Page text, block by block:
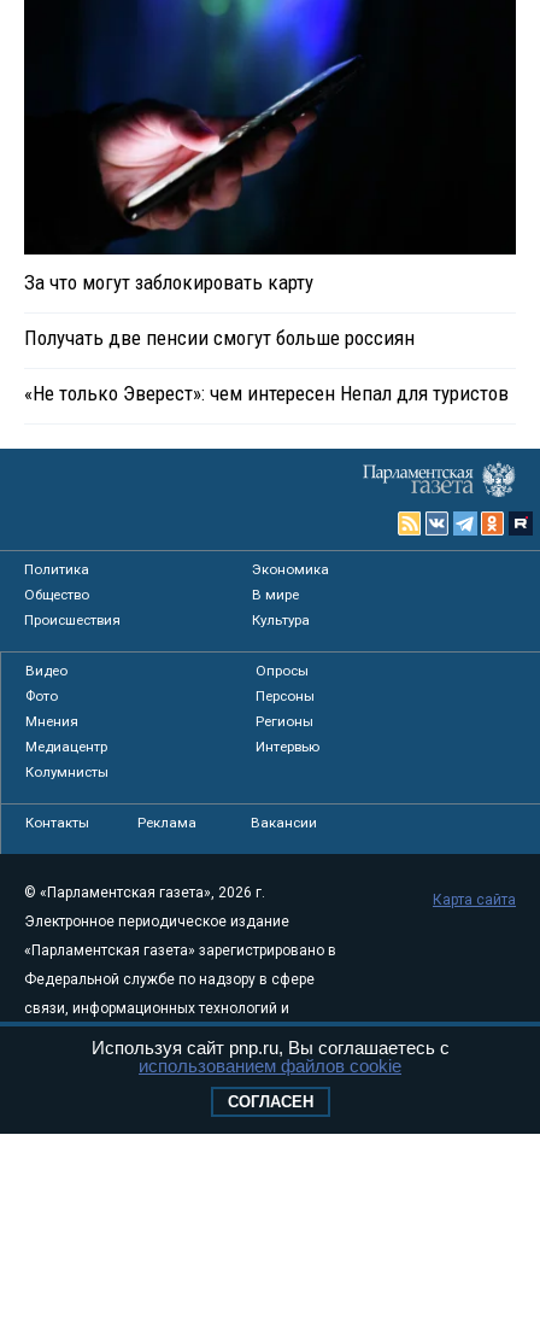
За что могут заблокировать карту
Получать две пенсии смогут больше россиян
«Не только Эверест»: чем интересен Непал для туристов
Политика
Экономика
Общество
В мире
Происшествия
Культура
Видео
Опросы
Фото
Персоны
Мнения
Регионы
Медиацентр
Интервью
Колумнисты
Контакты Реклама Вакансии
© «Парламентская газета», 2026 г.
Электронное периодическое издание
«Парламентская газета» зарегистрировано в
Федеральной службе по надзору в сфере
связи, информационных технологий и
массовых коммуникаций (Роскомнадзор) 05
августа 2011 года. 18+
Свидетельство о регистрации Эл № ФС77-
Карта сайта
Используя сайт pnp.ru, Вы соглашаетесь с
использованием файлов cookie
СОГЛАСЕН